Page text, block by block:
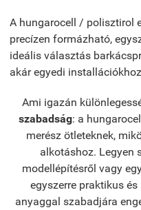
A hungarocell / polisztirol
precízen formázható,
ideális választás
akár egyedi
Ami igazán
szabadság: a
merész ötleteknek,
alkotáshoz. Legyen
modellépítésről vagy
egyszerre praktikus
anyaggal szabadjára